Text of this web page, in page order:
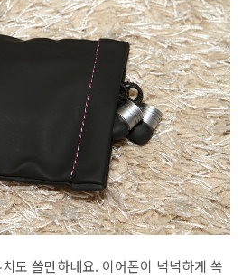
도 쓸만하네요. 이어폰이 넉넉하게 쏙